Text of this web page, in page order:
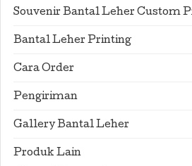
Souvenir Bantal Leher Custom
Bantal Leher Printing
Cara Order
Pengiriman
Gallery Bantal Leher
Produk Lain